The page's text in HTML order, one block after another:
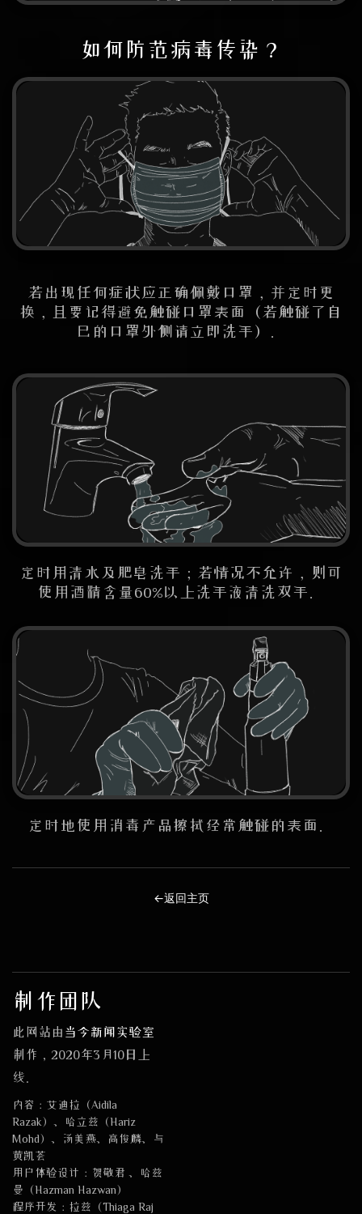
如何防范病毒传染？
若出现任何症状应正确佩戴口罩，并定时更
换，且要记得避免触碰口罩表面（若触碰了自
己的口罩外侧请立即洗手）。
定时用清水及肥皂洗手；若情况不允许，则可
使用酒精含量60%以上洗手液清洗双手。
定时地使用消毒产品擦拭经常触碰的表面。
←返回主页
制作团队
此网站由 当今新闻实验室
制作，2020年3月10日上
线。
内容：艾迪拉（Aidila
Razak）、哈立兹（Hariz
Mohd）、汤美燕、高俊麟、与
黄凯荟
用户体验设计：贺敬君 、哈兹
曼（Hazman Hazwan）
程序开发：拉兹（Thiaga Raj